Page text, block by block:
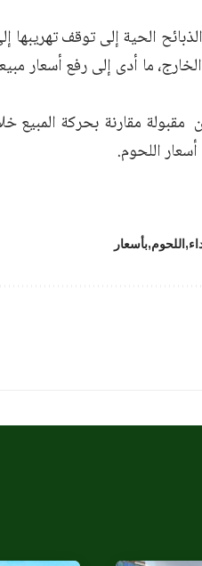
الحية إلى توقف تهريبها
ما أدى إلى رفع أسعار
مقبولة مقارنة بحركة
اللحوم بأسعار